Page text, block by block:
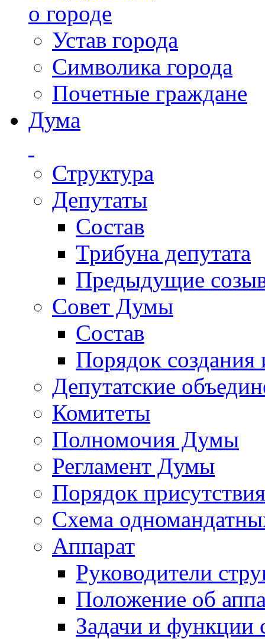
о городе
Устав города
Символика города
Почетные граждане
Дума
Структура
Депутаты
Состав
Трибуна депутата
Предыдущие
Совет Думы
Состав
Порядок создания
Депутатские
Комитеты
Полномочия Думы
Регламент Думы
Порядок
Схема
Аппарат
Руководители
Положение об
Задачи и функции